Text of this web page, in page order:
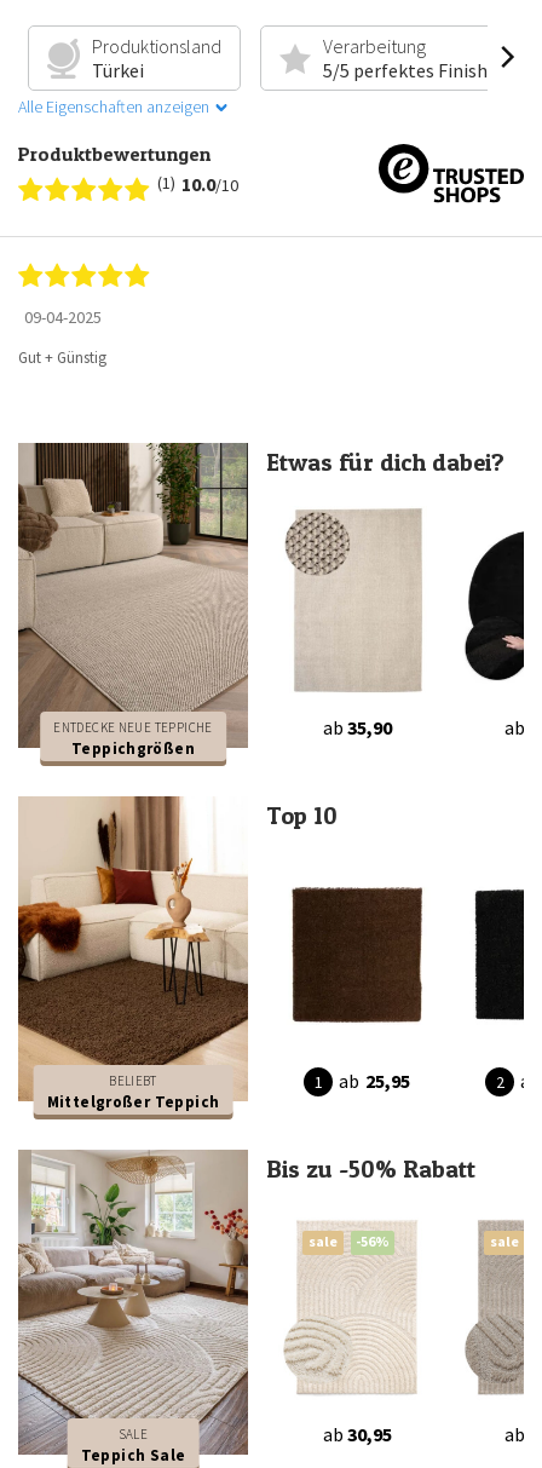
Produktionsland
Türkei
Verarbeitung
5/5 perfektes Finish
Alle Eigenschaften anzeigen
Produktbewertungen
(1) 10.0/10
09-04-2025
Gut + Günstig
ENTDECKE NEUE TEPPICHE
Teppichgrößen
Etwas für dich dabei?
ab 35,90 ab
BELIEBT
Mittelgroßer Teppich
Top 10
ab 25,95 ab
SALE
Teppich Sale
Bis zu -50% Rabatt
sale -56%
ab 30,95
sale
ab